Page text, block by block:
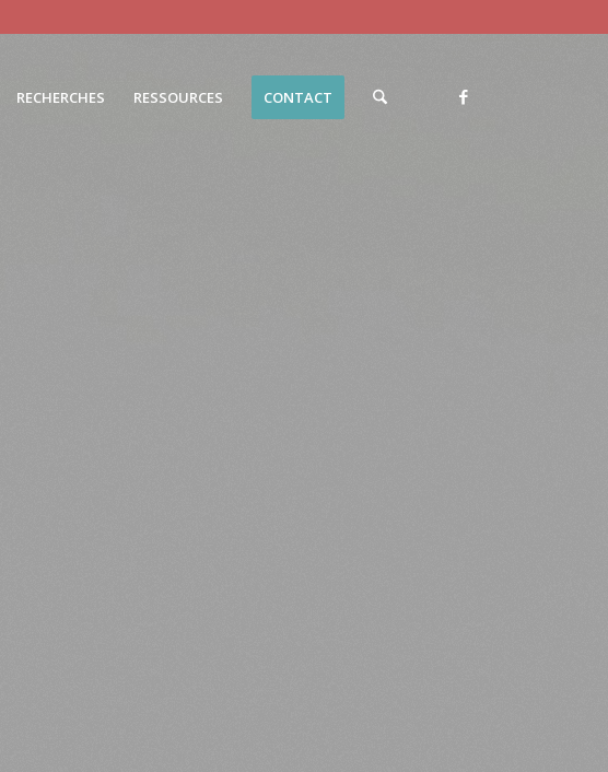
RECHERCHES RESSOURCES CONTACT